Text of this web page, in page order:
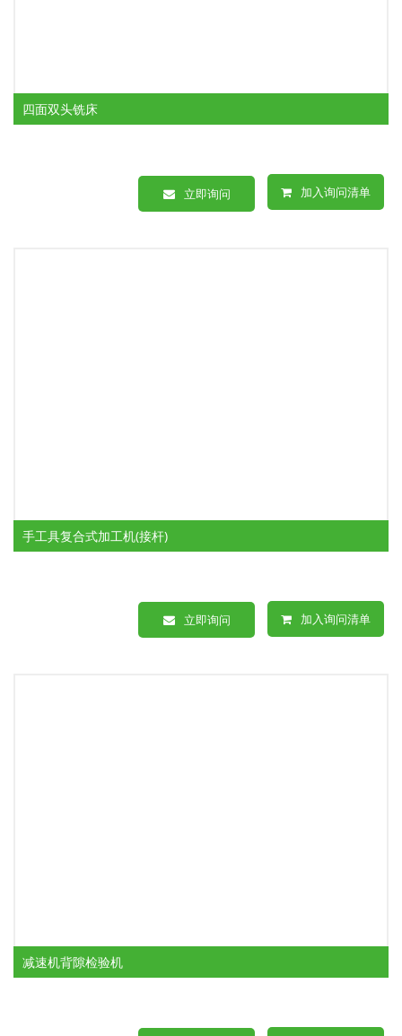
四面双头铣床
立即询问 加入询问清单
手工具复合式加工机(接杆)
立即询问 加入询问清单
减速机背隙检验机